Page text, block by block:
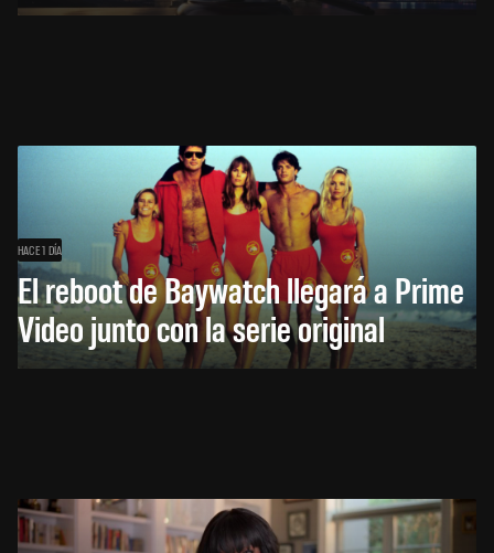
HACE 1 DÍA
El reboot de Baywatch llegará a Prime
Video junto con la serie original